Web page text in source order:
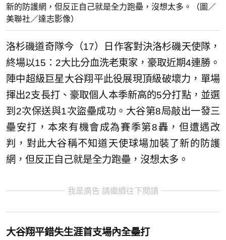
新的防護網，但反正自己就是全力跑壘，沒想太多。（圖／
美聯社／達志影像）
洛杉磯道奇隊今（17）日作客對決洛杉磯天使隊，
終場以15：2大比分血洗老東家，豪取近期4連勝。
陣中超級巨星大谷翔平此役展現頂級破壞力，單場
揮出2支長打、豪取個人本季新高的5分打點，並選
到2次保送與1次盜壘成功。大谷第8局敲出一發三
壘安打，本來有機會成為賽季第8轟，但遭遇改
判，對此大谷稱不知道天使球場加裝了新的防護
網，但反正自己就是全力跑壘，沒想太多。
我是廣告 請繼續往下閱讀
大谷翔平錯失生涯首支場內全壘打